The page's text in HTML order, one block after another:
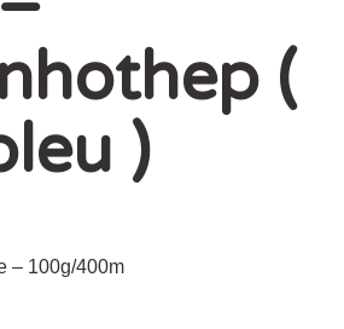
(
)
– 100g/400m